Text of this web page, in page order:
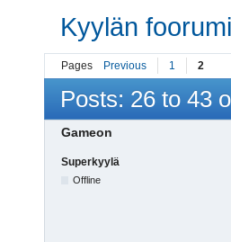
Kyylän foorumi
Pages Previous 1 2
Posts: 26 to 43
Gameon
Superkyylä
Offline